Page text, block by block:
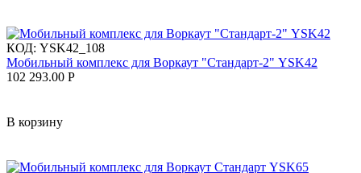
КОД: YSK42_108
Мобильный комплекс для Воркаут "Стандарт-2" YSK42
102 293.00 Р
В корзину